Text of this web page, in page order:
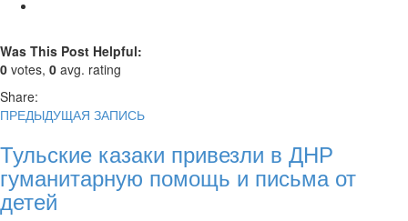
Was This Post Helpful:
0 votes, 0 avg. rating
Share:
ПРЕДЫДУЩАЯ ЗАПИСЬ
Тульские казаки привезли в ДНР
гуманитарную помощь и письма от
детей